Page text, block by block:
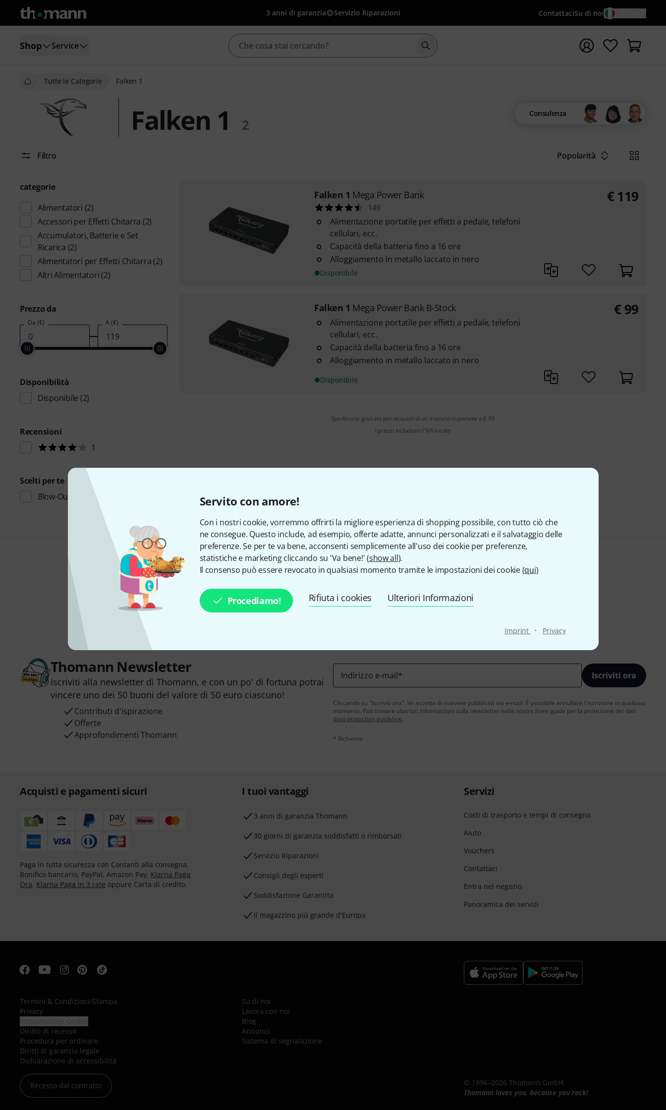
Servito con amore!
Con i nostri cookie, vorremmo offrirti la migliore esperienza di shopping possibile, con tutto ciò che
ne consegue. Questo include, ad esempio, offerte adatte, annunci personalizzati e il salvataggio delle
preferenze. Se per te va bene, acconsenti semplicemente all'uso dei cookie per preferenze,
statistiche e marketing cliccando su 'Va bene!' (show all).
Il consenso può essere revocato in qualsiasi momento tramite le impostazioni dei cookie (qui)
Procediamo! Rifiuta i cookies Ulteriori Informazioni
Imprint · Privacy
3 anni di garanzia Servizio Riparazioni ContattaciSu di noi
Shop Service Avviare la ricerca con il termine di ricerca {searchTerm}
Tutte le Categorie Falken 1
Falken 1 2
Consulenza
Filtro Popolarità
categorie
Alimentatori (2)
Accessori per Effetti Chitarra (2)
Accumulatori, Batterie e Set
Ricarica (2)
Alimentatori per Effetti Chitarra (2)
Altri Alimentatori (2)
Prezzo da
Da (€) A (€)
Disponibilità
Disponibile (2)
Recensioni
1
Scelti per te
Blow-Outs
Falken 1 Mega Power Bank
149
Alimentazione portatile per effetti a pedale, telefoni
cellulari, ecc.
Capacità della batteria fino a 16 ore
Alloggiamento in metallo laccato in nero
Disponibile
€ 119
Falken 1 Mega Power Bank B-Stock
Alimentazione portatile per effetti a pedale, telefoni
cellulari, ecc.
Capacità della batteria fino a 16 ore
Alloggiamento in metallo laccato in nero
Disponibile
€ 99
Spedizione gratuita per acquisti di un importo superiore a € 99
I prezzi includono l'IVA locale
Ti piace ciò che vedi?
Condividi Aiuto e Commenti
Thomann Newsletter
Iscriviti alla newsletter di Thomann, e con un po' di fortuna potrai
vincere uno dei 50 buoni del valore di 50 euro ciascuno!
Contributi d'ispirazione
Offerte
Approfondimenti Thomann
Indirizzo e-mail* Iscriviti ora
Cliccando su "Iscriviti ora", lei accetta di ricevere pubblicità via e-mail. È possibile annullare l'iscrizione in qualsiasi
momento. Può trovare ulteriori informazioni sulla newsletter nelle nostre linee guida per la protezione dei dati
data protection guideline.
* Richiesto
Acquisti e pagamenti sicuri
Paga in tutta sicurezza con Contanti alla consegna,
Bonifico bancario, PayPal, Amazon Pay, Klarna Paga
Ora, Klarna Paga in 3 rate oppure Carta di credito.
I tuoi vantaggi
3 anni di garanzia Thomann
30 giorni di garanzia soddisfatti o rimborsati
Servizio Riparazioni
Consigli degli esperti
Soddisfazione Garantita
Il magazzino più grande d'Europa
Servizi
Costi di trasporto e tempi di consegna
Aiuto
Vouchers
Contattaci
Entra nel negozio
Panoramica dei servizi
Termini & Condizioni/Stampa
Privacy
Diritto di recesso
Procedura per ordinare
Diritti di garanzia legale
Dichiarazione di accessibilità
Recesso dal contratto
Su di noi
Lavora con noi
Blog
Annunci
Sistema di segnalazione
© 1996–2026 Thomann GmbH.
Thomann loves you, because you rock!